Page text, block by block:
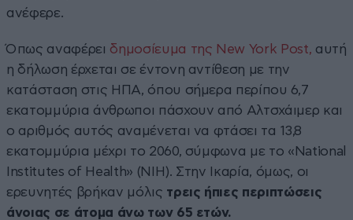
ανέφερε.
Όπως αναφέρει δημοσίευμα της New York Post, αυτή
η δήλωση έρχεται σε έντονη αντίθεση με την
κατάσταση στις ΗΠΑ, όπου σήμερα περίπου 6,7
εκατομμύρια άνθρωποι πάσχουν από Αλτσχάιμερ και
ο αριθμός αυτός αναμένεται να φτάσει τα 13,8
εκατομμύρια μέχρι το 2060, σύμφωνα με το «National
Institutes of Health» (NIH). Στην Ικαρία, όμως, οι
ερευνητές βρήκαν μόλις τρεις ήπιες περιπτώσεις
άνοιας σε άτομα άνω των 65 ετών.